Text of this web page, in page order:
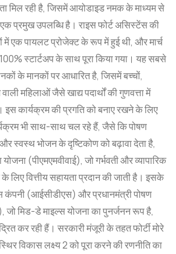
मिल रही है, जिसमें आयोडाइड नमक के माध्यम से
प्रमुख उपलब्धि है। राइस फोर्ट असिस्टेंस की
एक पायलट प्रोजेक्ट के रूप में हुई थी, और मार्च
स्टार्टअप के साथ पूरा किया गया। यह सबसे
के मानकों पर आधारित है, जिसमें बच्चों,
महिलाओं जैसे खाद्य पदार्थों की गुणवत्ता में
इस कार्यक्रम की प्रगति को बनाए रखने के लिए
भी साथ-साथ चल रहे हैं, जैसे कि पोषण
स्वस्थ भोजन के दृष्टिकोण को बढ़ावा देता है,
(पीएमएमवीवाई), जो गर्भवती और व्यापारिक
लिए वित्तीय सहायता प्रदान की जाती है। इसके
कंपनी (आईसीडीएस) और प्रधानमंत्री पोषण
जो मिड-डे माइल्स योजना का पुनर्जनन रूप है,
कर रही हैं। सरकारी मंजूरी के तहत फोर्टी मोरे
विकास लक्ष्य 2 को पूरा करने की रणनीति का